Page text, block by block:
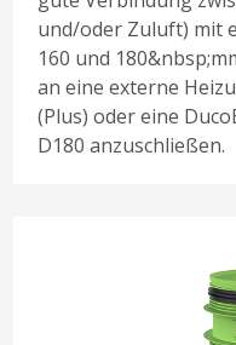
und/oder Zuluft) mit
160 und
an eine externe
(Plus) oder eine
D180 anzuschließen.